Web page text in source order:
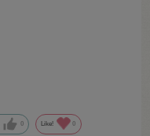
0 Like! 0